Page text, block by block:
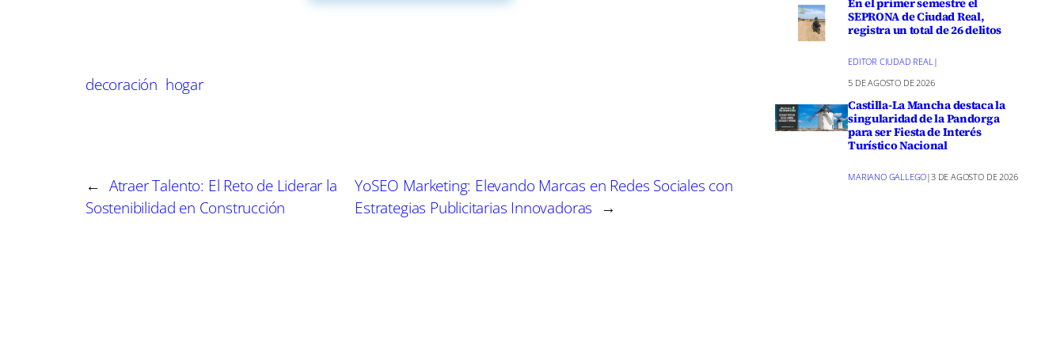
maximizar los recursos disponibles; se pudo apreciar la innovación en la organización del espacio, el uso
Las reacciones del público fueron entusiastas, y muchos salieron con nuevas ideas para aplicar en sus propios
hogares, inspirados por las soluciones ofrecidas.
decoración hogar
← Atraer Talento: El Reto de Liderar la
Sostenibilidad en Construcción
YoSEO Marketing: Elevando Marcas en Redes Sociales con
Estrategias Publicitarias Innovadoras →
SEPRONA de Ciudad Real,
registra un total de 26 delitos
EDITOR CIUDAD REAL |
5 DE AGOSTO DE 2026
Castilla-La Mancha destaca la
singularidad de la Pandorga
para ser Fiesta de Interés
Turístico Nacional
MARIANO GALLEGO|3 DE AGOSTO DE 2026